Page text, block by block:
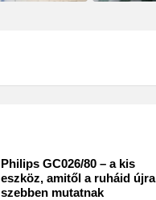
Philips GC026/80 – a kis
eszköz, amitől a ruháid újra
szebben mutatnak